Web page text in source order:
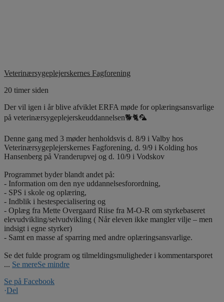
Veterinærsygeplejerskernes Fagforening
20 timer siden
Der vil igen i år blive afviklet ERFA møde for oplæringsansvarlige
på veterinærsygeplejerskeuddannelsen🐕🐈🦜
Denne gang med 3 møder henholdsvis d. 8/9 i Valby hos
Veterinærsygeplejerskernes Fagforening, d. 9/9 i Kolding hos
Hansenberg på Vranderupvej og d. 10/9 i Vodskov
Programmet byder blandt andet på:
- Information om den nye uddannelsesforordning,
- SPS i skole og oplæring,
- Indblik i hestespecialisering og
- Oplæg fra Mette Overgaard Riise fra M-O-R om styrkebaseret
elevudvikling/selvudvikling ( Når eleven ikke mangler vilje – men
indsigt i egne styrker)
- Samt en masse af sparring med andre oplæringsansvarlige.
Se det fulde program og tilmeldingsmuligheder i kommentarsporet
... Se mereSe mindre
Se på Facebook
·Del